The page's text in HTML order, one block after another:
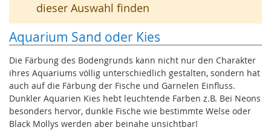
dieser Auswahl finden
Aquarium Sand oder Kies
Die Färbung des Bodengrunds kann nicht nur den Charakter
ihres Aquariums völlig unterschiedlich gestalten, sondern hat
auch auf die Färbung der Fische und Garnelen Einfluss.
Dunkler Aquarien Kies hebt leuchtende Farben z.B. Bei Neons
besonders hervor, dunkle Fische wie bestimmte Welse oder
Black Mollys werden aber beinahe unsichtbar!